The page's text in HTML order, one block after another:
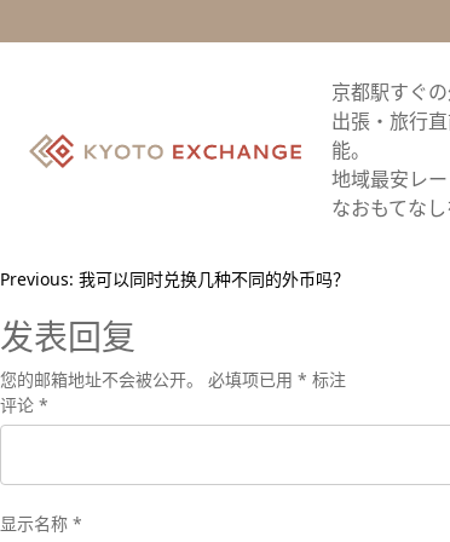
京都駅すぐの
出張・旅行
能。
地域最安レ
なおもてなし
是否可以兑换网站
我们无法兑换任何未在我们网站或商店中列出的货币。
文
章
导
航
Previous: 我可以同时兑换几种不同的外币吗？
发表回复
您的邮箱地址不会被公开。 必填项已用 * 标注
评论 *
显示名称 *